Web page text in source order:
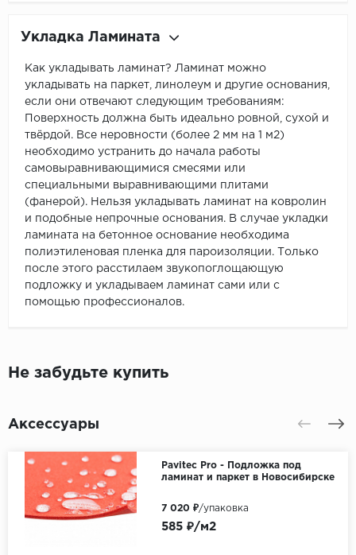
Укладка Ламината
Как укладывать ламинат? Ламинат можно
укладывать на паркет, линолеум и другие основания,
если они отвечают следующим требованиям:
Поверхность должна быть идеально ровной, сухой и
твёрдой. Все неровности (более 2 мм на 1 м2)
необходимо устранить до начала работы
самовыравнивающимися смесями или
специальными выравнивающими плитами
(фанерой). Нельзя укладывать ламинат на ковролин
и подобные непрочные основания. В случае укладки
ламината на бетонное основание необходима
полиэтиленовая пленка для пароизоляции. Только
после этого расстилаем звукопоглощающую
подложку и укладываем ламинат сами или с
помощью профессионалов.
Не забудьте купить
Аксессуары
Pavitec Pro - Подложка под
ламинат и паркет в Новосибирске
585 ₽/м2
7 020 ₽/упаковка